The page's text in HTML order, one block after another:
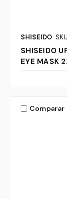
SHISEIDO
SHISEIDO
EYE MASK
Comparar